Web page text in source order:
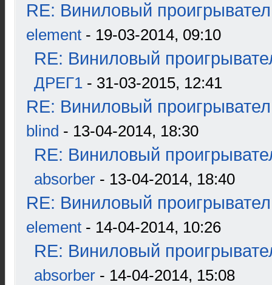
RE: Виниловый
element - 19-03-2014, 09:10
RE: Виниловый
ДРЕГ1 - 31-03-2015, 12:41
RE: Виниловый
blind - 13-04-2014, 18:30
RE: Виниловый
absorber - 13-04-2014, 18:40
RE: Виниловый
element - 14-04-2014, 10:26
RE: Виниловый
absorber - 14-04-2014, 15:08